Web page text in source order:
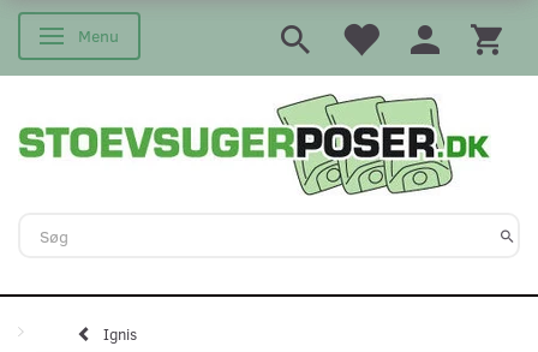
Skifte navigation
Menu
Ignis